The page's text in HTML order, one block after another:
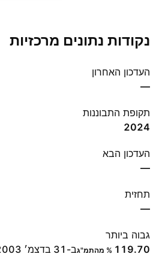
נקודות נתונים מרכזיות
העדכון האחרון
—
תקופת התבוננות
2024
העדכון הבא
—
תחזית
—
גבוה ביותר
119.70 % מהתמ"גב-31 בדצמ׳ 2003